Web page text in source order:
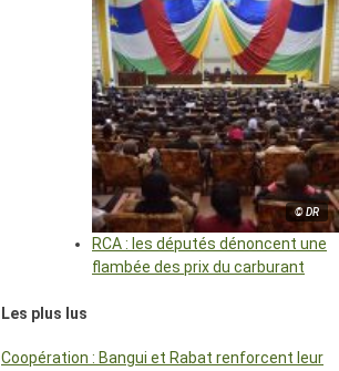
© DR
RCA : les députés dénoncent une
flambée des prix du carburant
Les plus lus
Coopération : Bangui et Rabat renforcent leur